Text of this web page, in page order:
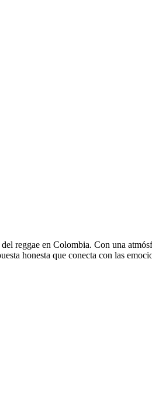
reggae en Colombia. Con una
honesta que conecta con las